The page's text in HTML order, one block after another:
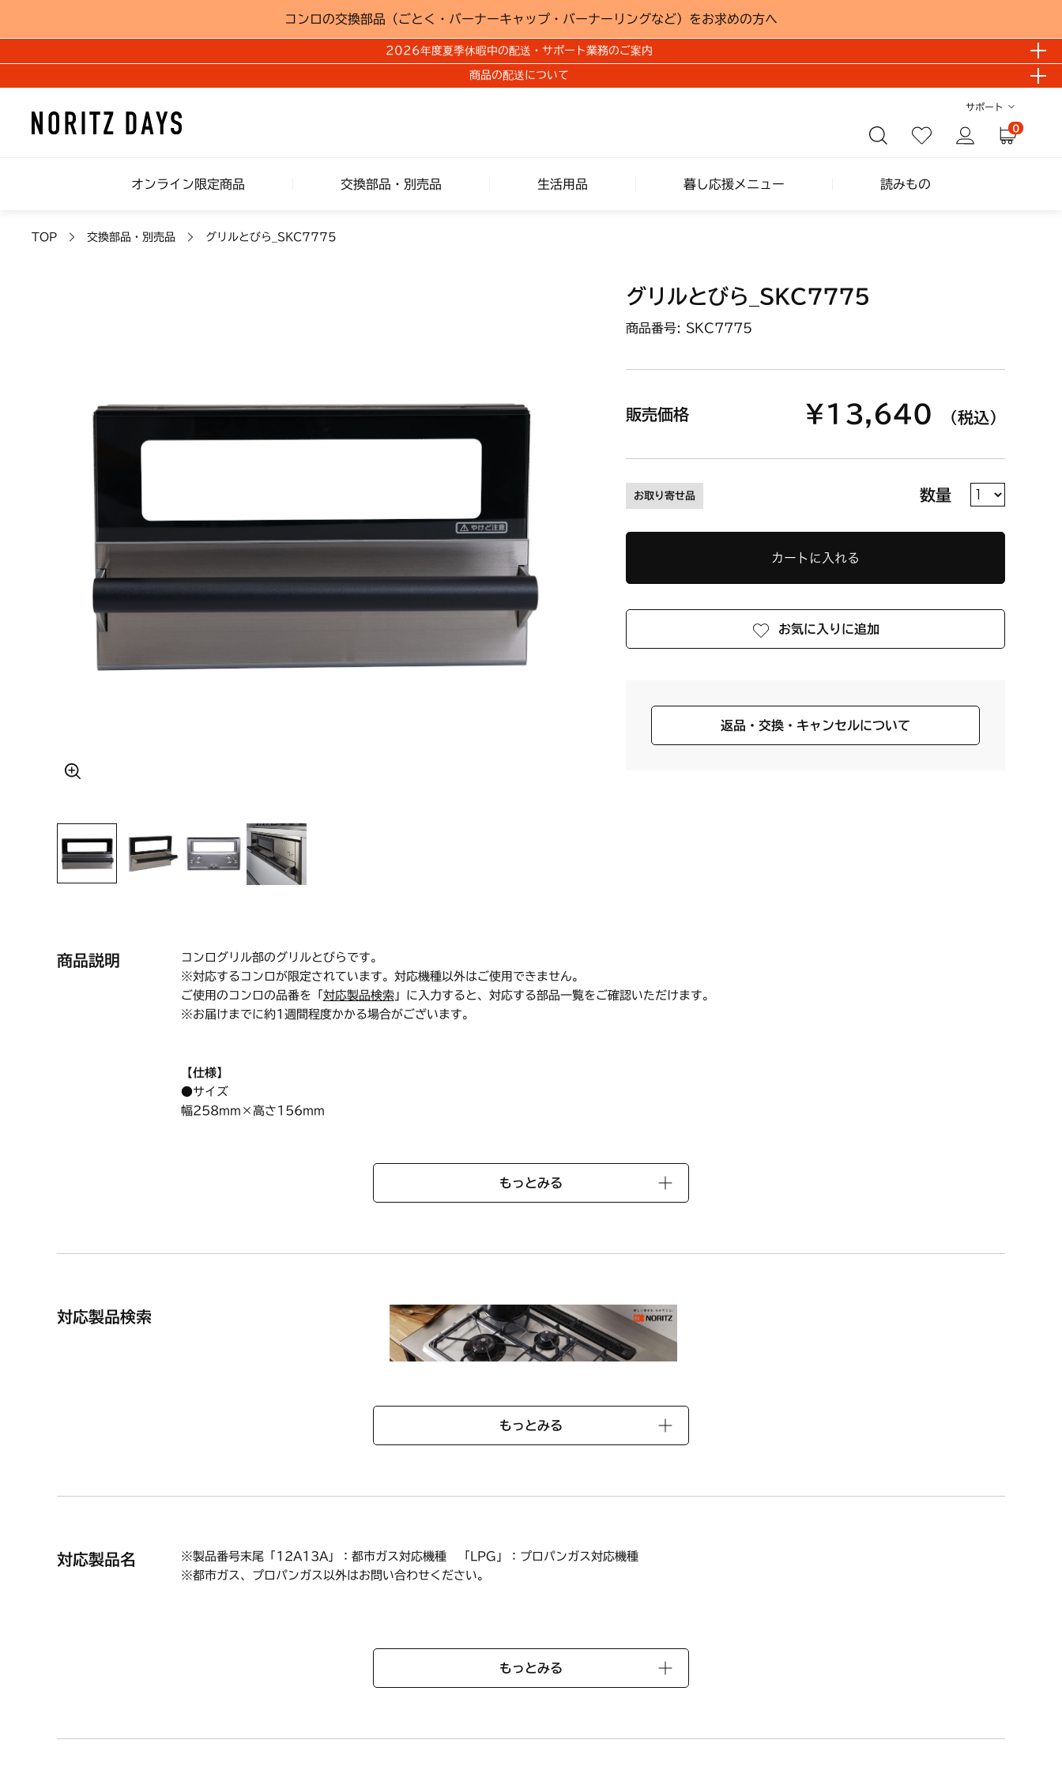
コンロの交換部品（ごとく・バーナーキャップ・バーナーリングなど）をお求めの方へ
2026年度夏季休暇中の配送・サポート業務のご案内
商品の配送について
サポート
0
オンライン限定商品 交換部品・別売品 生活用品 暮し応援メニュー 読みもの
TOP 交換部品・別売品 グリルとびら_SKC7775
グリルとびら_SKC7775
商品番号: SKC7775
販売価格 ¥13,640 （税込）
お取り寄せ品 数量
カートに入れる
お気に入りに追加
返品・交換・キャンセルについて
商品説明
コンログリル部のグリルとびらです。
※対応するコンロが限定されています。対応機種以外はご使用できません。
ご使用のコンロの品番を「 対応製品検索」に入力すると、対応する部品一覧をご確認いただけます。
※お届けまでに約1週間程度かかる場合がございます。
【仕様】
●サイズ
幅258mm×高さ156mm
もっとみる
対応製品検索
もっとみる
対応製品名
※製品番号末尾「12A13A」：都市ガス対応機種 「LPG」：プロパンガス対応機種
※都市ガス、プロパンガス以外はお問い合わせください。
もっとみる